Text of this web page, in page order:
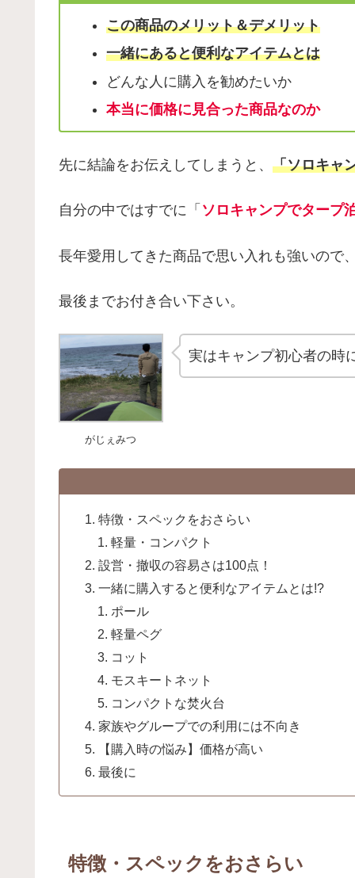
この商品のメリット＆デメリット
一緒にあると便利なアイテムとは
どんな人に購入を勧めたいか
本当に価格に見合った商品なのか
先に結論をお伝えしてしまうと、 「ソロキャ
自分の中ではすでに「 ソロキャンプでタープ
長年愛用してきた商品で思い入れも強いので
最後までお付き合い下さい。
がじぇみつ
実はキャンプ初心者の時
特徴・スペックをおさらい
軽量・コンパクト
設営・撤収の容易さは100点！
一緒に購入すると便利なアイテムとは!?
ポール
軽量ペグ
コット
モスキートネット
コンパクトな焚火台
家族やグループでの利用には不向き
【購入時の悩み】価格が高い
最後に
特徴・スペックをおさらい